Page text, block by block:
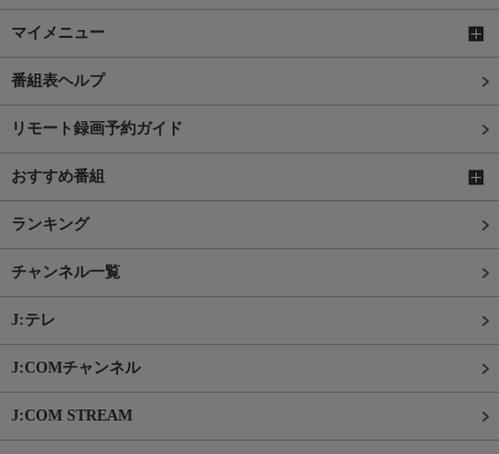
マイメニュー
番組表ヘルプ
リモート録画予約ガイド
おすすめ番組
ランキング
チャンネル一覧
J:テレ
J:COMチャンネル
J:COM STREAM